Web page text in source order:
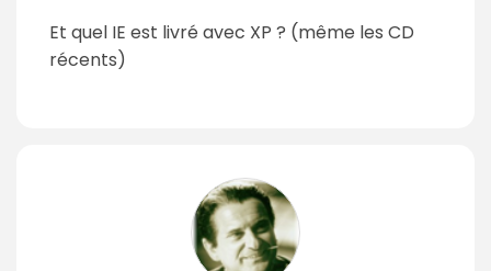
Et quel IE est livré avec XP ? (même les CD
récents)